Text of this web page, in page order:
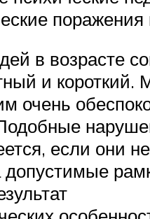
поражения
в возрасте
и короткий.
очень
если они не
допустимые